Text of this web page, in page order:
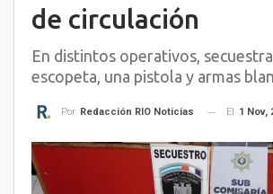
de circulación
En distintos operativos,
escopeta, una pistola y armas
Por Redacción RIO Noticias El 1 Nov,